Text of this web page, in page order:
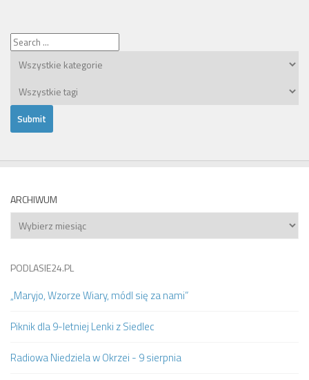
ARCHIWUM
Archiwum
PODLASIE24.PL
„Maryjo, Wzorze Wiary, módl się za nami”
Piknik dla 9-letniej Lenki z Siedlec
Radiowa Niedziela w Okrzei - 9 sierpnia